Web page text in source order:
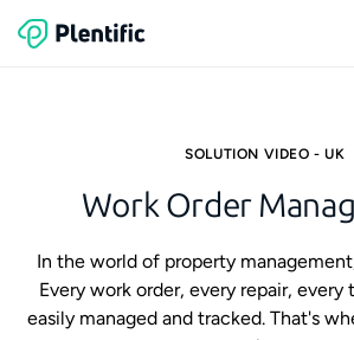
SOLUTION VIDEO - UK
Work Order
In the world of property
Every work order, every repair, every
easily managed and tracked. That's